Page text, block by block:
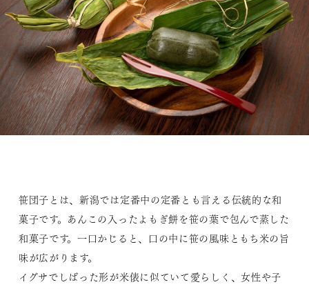
笹団子とは、新潟では定番中の定番とも言える伝統的な和
菓子です。あんこの入ったよもぎ餅を笹の葉で包んで蒸した
和菓子です。一口かじると、口の中に笹の風味ともち米の旨
味が広がります。
イグサでしばった形が米俵に似ていて愛らしく、女性や子